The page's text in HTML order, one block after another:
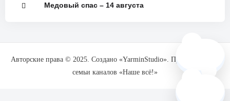
Медовый спас – 14 августа
Авторские права © 2025. Создано «YarminStudio». При поддержке
семьи каналов «Наше всё!»